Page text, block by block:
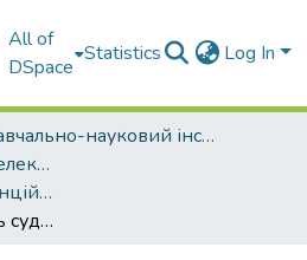
All of
DSpace
Statistics Log In
Навчально-науковий інститут автоматики та електротехніки (ННІАЕ)
Кафедра суднових електроенергетичних систем (СЕЕС)
Матеріали конференцій (СЕЕС)
Енергоефективність cуден та якість електроенергії в суднових ЕЕС